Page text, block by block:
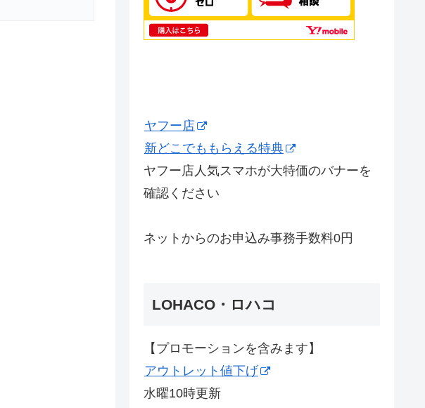
ヤフー店
新どこでももらえる特典
ヤフー店人気スマホが大特価のバナーを
確認ください
ネットからのお申込み事務手数料0円
LOHACO・ロハコ
【プロモーションを含みます】
アウトレット値下げ
水曜10時更新